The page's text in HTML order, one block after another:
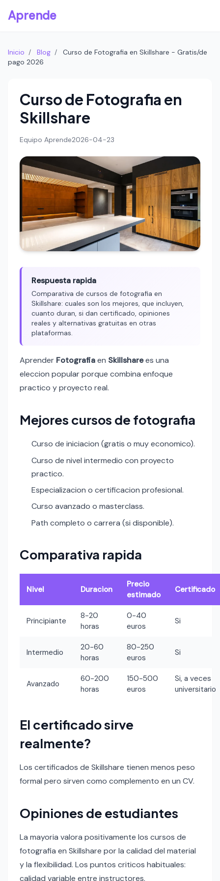
Aprende
Inicio / Blog /
Curso de Fotografia en Skillshare - Gratis/de
pago 2026
Curso de Fotografia en
Skillshare
Equipo Aprende2026-04-23
Respuesta rapida
Comparativa de cursos de fotografia en
Skillshare: cuales son los mejores, que incluyen,
cuanto duran, si dan certificado, opiniones
reales y alternativas gratuitas en otras
plataformas.
Aprender Fotografiaen Skillsharees una
eleccion popular porque combina enfoque
practico y proyecto real.
Mejores cursos de fotografia
Curso de iniciacion (gratis o muy economico).
Curso de nivel intermedio con proyecto
practico.
Especializacion o certificacion profesional.
Curso avanzado o masterclass.
Path completo o carrera (si disponible).
Comparativa rapida
Nivel Duracion
Precio
estimado
Certificado
Principiante
8-20
horas
0-40
euros
Si
Intermedio
20-60
horas
80-250
euros
Si
Avanzado
60-200
horas
150-500
euros
Si, a veces
universitario
El certificado sirve
realmente?
Los certificados de Skillshare tienen menos peso
formal pero sirven como complemento en un CV.
Opiniones de estudiantes
La mayoria valora positivamente los cursos de
fotografia en Skillshare por la calidad del material
y la flexibilidad. Los puntos criticos habituales:
calidad variable entre instructores.